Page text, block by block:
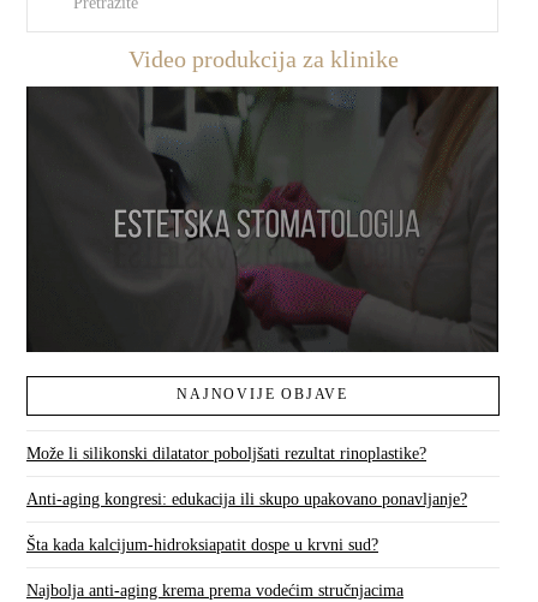
Video produkcija za klinike
NAJNOVIJE OBJAVE
Može li silikonski dilatator poboljšati rezultat rinoplastike?
Anti-aging kongresi: edukacija ili skupo upakovano ponavljanje?
Šta kada kalcijum-hidroksiapatit dospe u krvni sud?
Najbolja anti-aging krema prema vodećim stručnjacima